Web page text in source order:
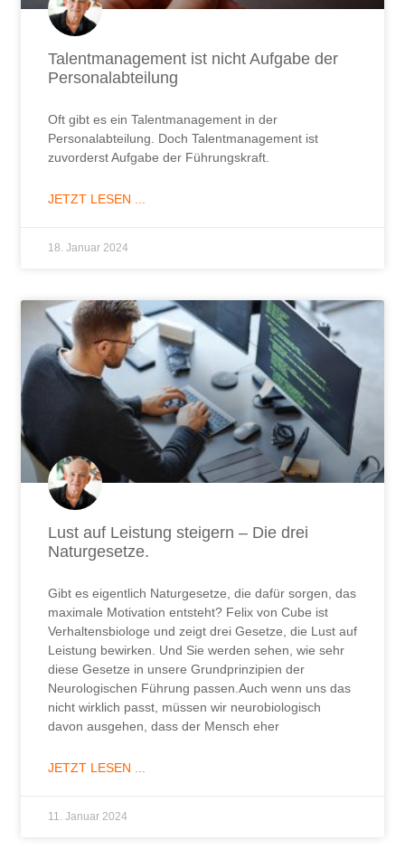
Talentmanagement ist nicht Aufgabe der
Personalabteilung
Oft gibt es ein Talentmanagement in der
Personalabteilung. Doch Talentmanagement ist
zuvorderst Aufgabe der Führungskraft.
JETZT LESEN ...
18. Januar 2024
Lust auf Leistung steigern – Die drei
Naturgesetze.
Gibt es eigentlich Naturgesetze, die dafür sorgen, das
maximale Motivation entsteht? Felix von Cube ist
Verhaltensbiologe und zeigt drei Gesetze, die Lust auf
Leistung bewirken. Und Sie werden sehen, wie sehr
diese Gesetze in unsere Grundprinzipien der
Neurologischen Führung passen.Auch wenn uns das
nicht wirklich passt, müssen wir neurobiologisch
davon ausgehen, dass der Mensch eher
JETZT LESEN ...
11. Januar 2024